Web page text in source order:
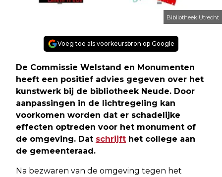
Bibliotheek Utrecht
Voeg toe als voorkeursbron op Google
De Commissie Welstand en Monumenten
heeft een positief advies gegeven over het
kunstwerk bij de bibliotheek Neude. Door
aanpassingen in de lichtregeling kan
voorkomen worden dat er schadelijke
effecten optreden voor het monument of
de omgeving. Dat schrijft het college aan
de gemeenteraad.
Na bezwaren van de omgeving tegen het